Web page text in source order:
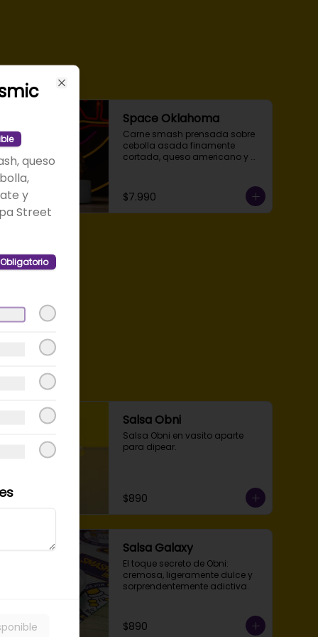
Space Oklahoma
Carne smash prensada sobre
cebolla asada finamente
cortada, queso americano y
$7.990
Salsa Obni
Salsa Obni en vasito aparte
para dipear.
$890
Salsa Galaxy
El toque secreto de Obni:
cremosa, ligeramente dulce y
sorprendentemente adictiva.
$890
queso
y
Street
Obligatorio
Close